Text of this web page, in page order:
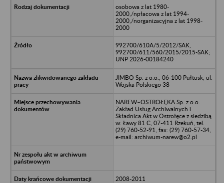
osobowa z lat 1980-
2000,/npłacowa z lat 1994-
2000,/norganizacyjna z lat 1998-
2000
992700/610A/5/2012/SAK,
992700/611/560/2015/2015-SAK;
UNP 2026-00184240
JIMBO Sp. z o.o., 06-100 Pułtusk, ul.
Wojska Polskiego 38
NAREW–OSTROŁĘKA Sp. z o.o.
Zakład Usług Archiwalnych i
Składnica Akt w Ostrołęce z siedzibą
w: Ławy 81 C, 07-411 Rzekuń, tel.
(29) 760-52-91, fax: (29) 760-57-34,
e-mail: archiwum-narew@o2.pl
2008-2011